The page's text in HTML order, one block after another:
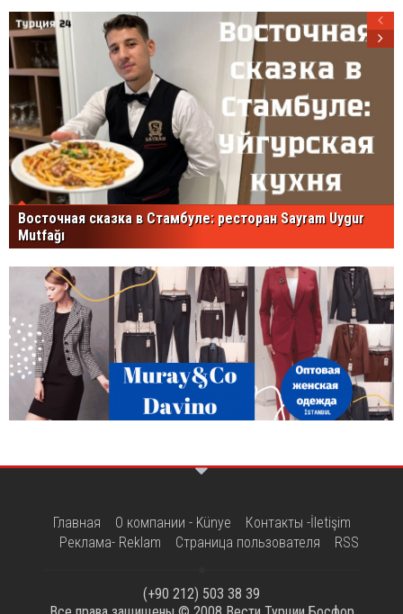
Восточная сказка в Стамбуле: ресторан Sayram Uygur
Mutfağı
Главная О компании - Künye
Контакты -İletişim
Реклама- Reklam
Страница пользователя RSS
(+90 212) 503 38 39